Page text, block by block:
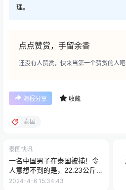
理。
点点赞赏，手留余香
还没有人赞赏，快来当第一个赞赏的人吧
海报分享 收藏
泰国
泰国快讯
一名中国男子在泰国被捕！令
人意想不到的是，22.23公斤
海洛因被藏在261支护肤霜管
2024-4-6 15:34:43